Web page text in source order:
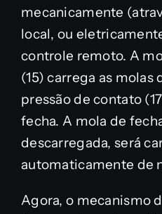
mecanicamente
local, ou
controle remoto. A
(15) carrega as molas
pressão de contato
fecha. A mola de
descarregada, será
automaticamente de
Agora, o mecanismo